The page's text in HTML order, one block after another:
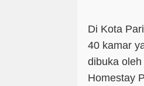
Di Kota
40 kamar
dibuka
Homestay